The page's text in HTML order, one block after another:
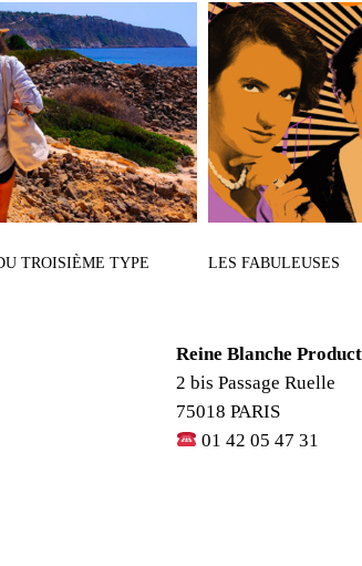
TROISIÈME TYPE LES FABULEUSES
Reine Blanche
2 bis Passage Ruelle
75018 PARIS
01 42 05 47 31